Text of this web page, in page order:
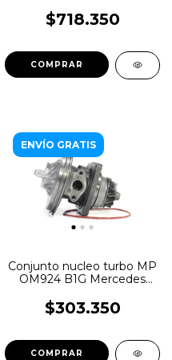
$718.350
ENVÍO GRATIS
Conjunto nucleo turbo MP
OM924 B1G Mercedes
$303.350